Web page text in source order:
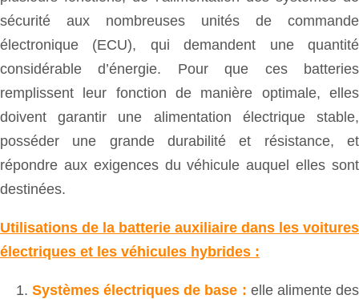
sécurité aux nombreuses unités de commande
électronique (ECU), qui demandent une quantité
considérable d’énergie. Pour que ces batteries
remplissent leur fonction de manière optimale, elles
doivent garantir une alimentation électrique stable,
posséder une grande durabilité et résistance, et
répondre aux exigences du véhicule auquel elles sont
destinées.
Utilisations de la batterie auxiliaire dans les voitures
électriques et les véhicules hybrides :
Systèmes électriques de base : elle alimente des